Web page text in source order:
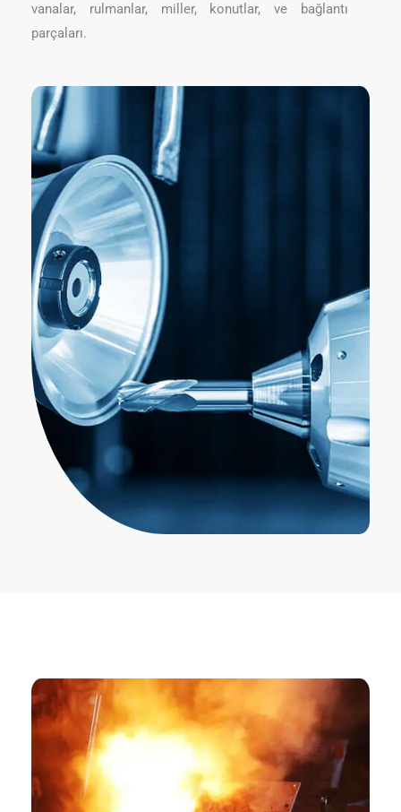
vanalar, rulmanlar, miller, konutlar, ve bağlantı
parçaları.